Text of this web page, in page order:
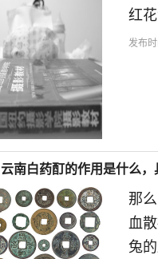
红
发布时
云南白药酊的作用是什么，
那
血
兔